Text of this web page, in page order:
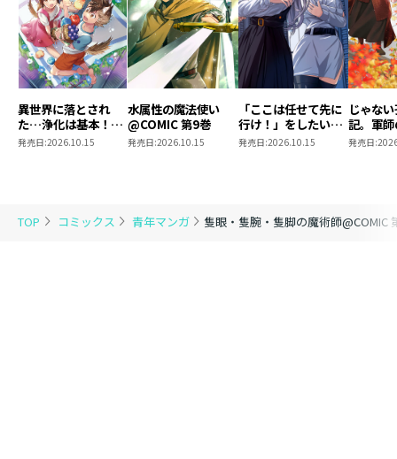
TOP コミックス 青年マンガ 隻眼・隻腕・隻脚の魔術師
異世界に落とされ
た…浄化は基本！
@COMIC 第7巻
発売日:2026.10.15
水属性の魔法使い
@COMIC 第9巻
発売日:2026.10.15
「ここは任せて先に
行け！」をしたい死
にたがりの望まぬ宇
発売日:2026.10.15
じゃな
記。軍
われま
発売日: